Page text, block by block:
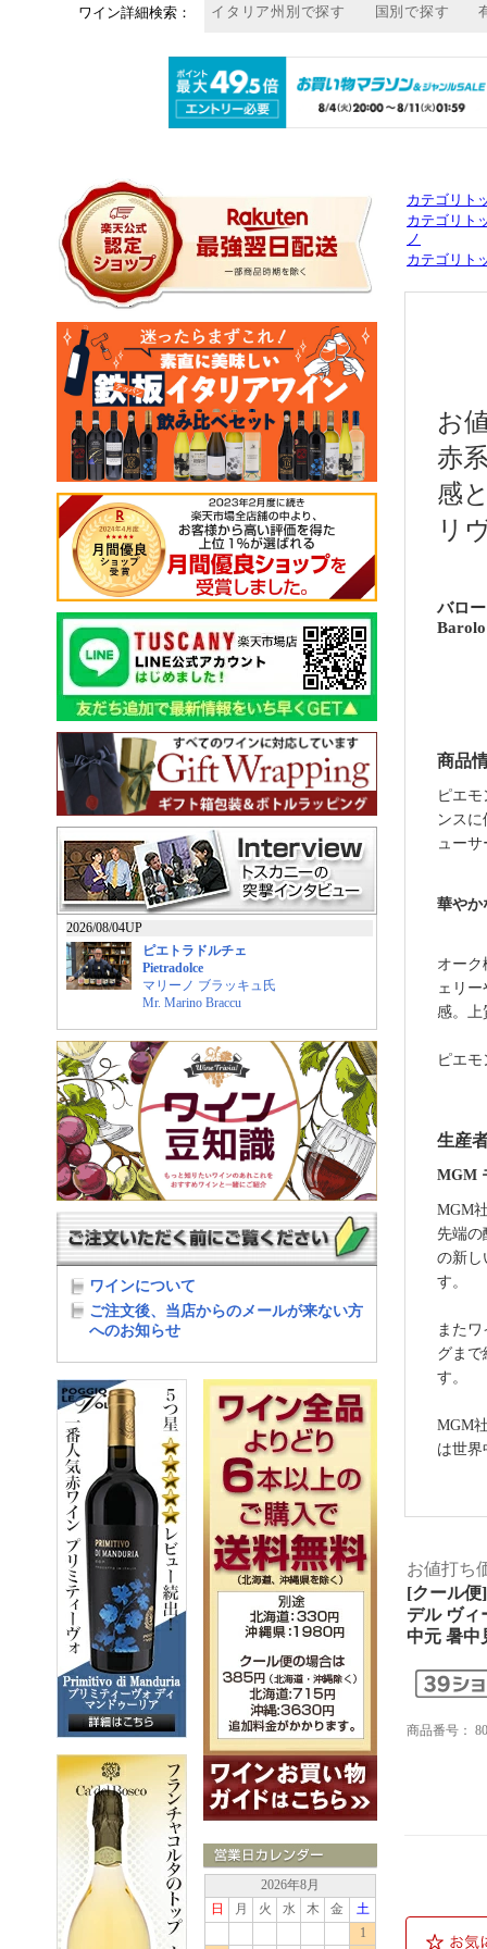
カテゴリト
カテゴリト
ノ
カテゴリト
お
赤
感
リ
バロ
商品
ピエ
ンス
ュー
華やか
オーク
ェリ
感。上
ピエ
生産
MGM
MGM
先端の
の新し
す。
また
グまで
す。
MGM
は世界
お値打ち
[クール便
デル ヴィ
中元 暑中
商品番号：